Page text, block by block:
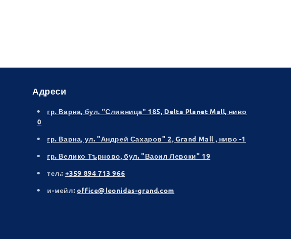
Адреси
гр. Варна, бул. "Сливница" 185, Delta Planet Mall, ниво
0
гр. Варна, ул. "Андрей Сахаров" 2, Grand Mall , ниво -1
гр. Велико Търново, бул. "Васил Левски" 19
тел.: +359 894 713 966
и-мейл: office@leonidas-grand.com